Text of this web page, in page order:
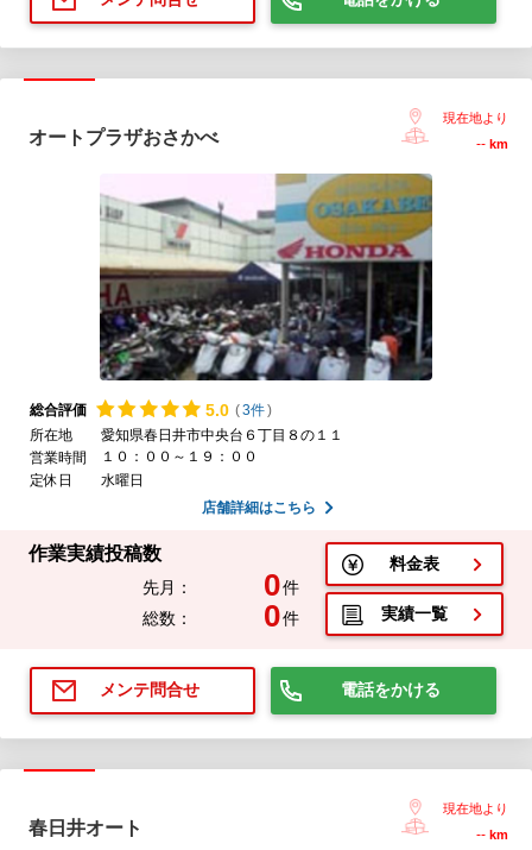
オートプラザおさかべ
現在地より
-- km
総合評価 5.0 (3件)
所在地
愛知県春日井市中央台６丁目８の１１
営業時間
１０：００～１９：００
定休日
水曜日
店舗詳細はこちら
作業実績投稿数
先月： 0件
総数：
0件
料金表
実績一覧
メンテ問合せ 電話をかける
春日井オート
現在地より
-- km